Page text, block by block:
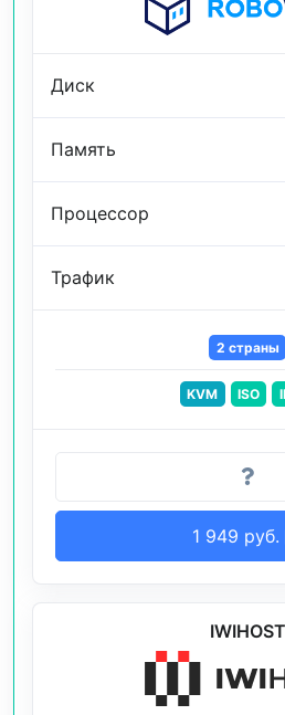
Диск
Память
Процессор
Трафик
2 страны
KVM ISO
1 949 руб.
IWIHOST